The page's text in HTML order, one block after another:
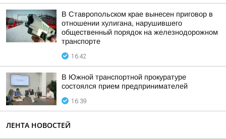
В Ставропольском крае вынесен приговор в
отношении хулигана, нарушившего
общественный порядок на железнодорожном
транспорте
16:42
В Южной транспортной прокуратуре
состоялся прием предпринимателей
16:39
ЛЕНТА НОВОСТЕЙ